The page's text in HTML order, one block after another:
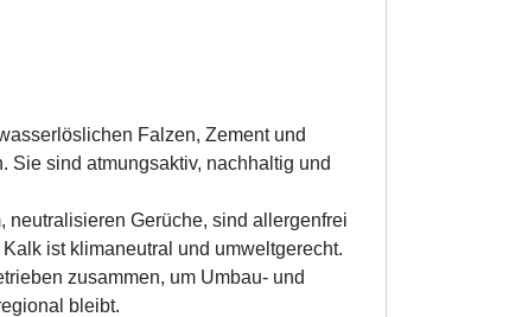
Falzen, Zement und
Sie sind atmungsaktiv, nachhaltig und
Gerüche, sind allergenfrei
ist klimaneutral und umweltgerecht.
zusammen, um Umbau- und
bleibt.